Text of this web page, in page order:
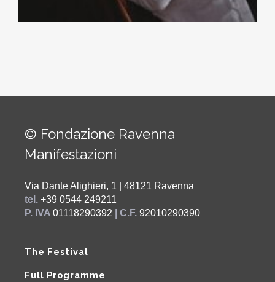
© Fondazione Ravenna
Manifestazioni
Via Dante Alighieri, 1 | 48121 Ravenna
tel. +39 0544 249211
P. IVA 01118290392 | C.F. 92010290390
The Festival
Full Programme